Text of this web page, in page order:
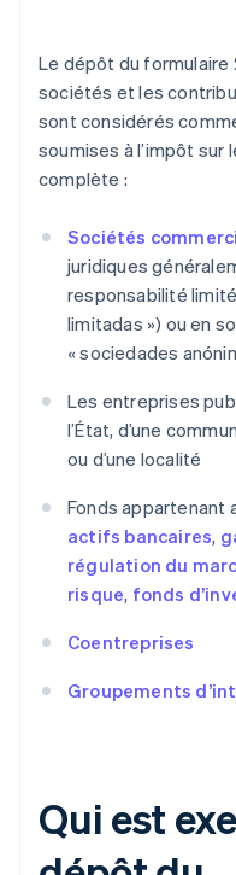
Le dépôt du
sociétés et les
sont considérés
soumises à l’impôt sur
complète :
Sociétés
juridiques
responsabilité
limitadas ») ou en
« sociedades
Les entreprises
l’État, d’une
ou d’une localité
Fonds appartenant
actifs bancaires,
régulation du
risque, fonds
Coentreprises
Groupements
Qui est